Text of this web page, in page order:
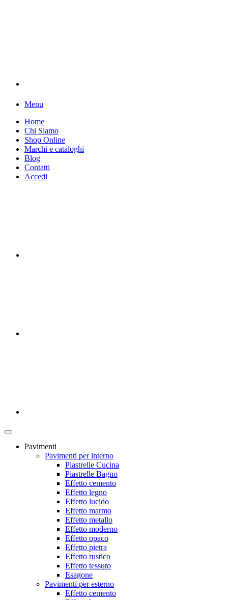
Menu
Home
Chi Siamo
Shop Online
Marchi e cataloghi
Blog
Contatti
Accedi
Pavimenti
Pavimenti per interno
Piastrelle Cucina
Piastrelle Bagno
Effetto cemento
Effetto legno
Effetto lucido
Effetto marmo
Effetto metallo
Effetto moderno
Effetto opaco
Effetto pietra
Effetto rustico
Effetto tessuto
Esagone
Pavimenti per esterno
Effetto cemento